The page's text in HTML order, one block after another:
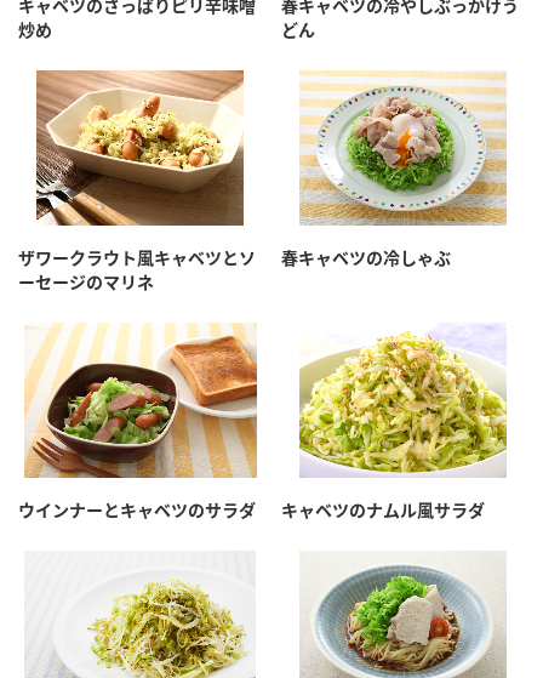
キャベツのさっぱりピリ辛味噌
炒め
春キャベツの冷やしぶっかけう
どん
ザワークラウト風キャベツとソ
ーセージのマリネ
春キャベツの冷しゃぶ
ウインナーとキャベツのサラダ キャベツのナムル風サラダ